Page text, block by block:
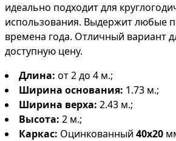
идеально подходит для
использования. Выдержит любые
времена года. Отличный вариант
доступную цену.
Длина: от 2 до 4 м.;
Ширина основания: 1.73 м.;
Ширина верха: 2.43 м.;
Высота: 2 м.;
Каркас: Оцинкованный 40х20